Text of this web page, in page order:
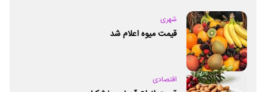
شهری
قیمت میوه اعلام شد
اقتصادی